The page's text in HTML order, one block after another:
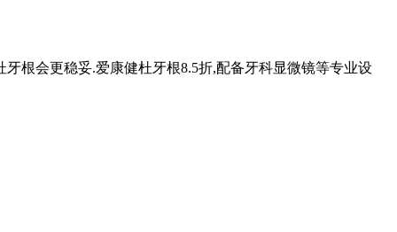
根会更稳妥.爱康健杜牙根8.5折,配备牙科显微镜等专业设